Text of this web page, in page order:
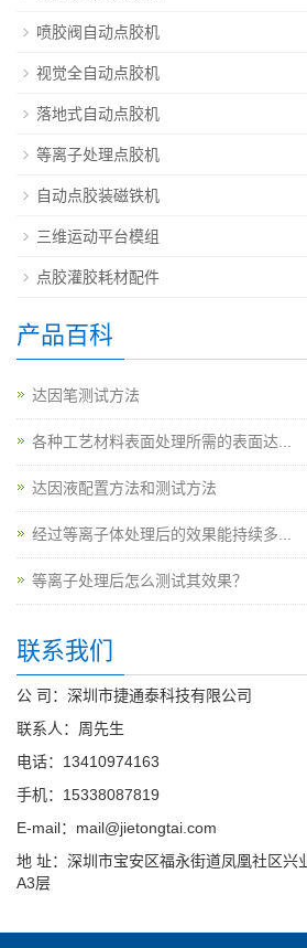
喷胶阀自动点胶机
视觉全自动点胶机
落地式自动点胶机
等离子处理点胶机
自动点胶装磁铁机
三维运动平台模组
点胶灌胶耗材配件
产品百科
达因笔测试方法
各种工艺材料表面处理所需的表面达...
达因液配置方法和测试方法
经过等离子体处理后的效果能持续多...
等离子处理后怎么测试其效果？
联系我们
公 司：深圳市捷通泰科技有限公司
联系人：周先生
电话：13410974163
手机：15338087819
E-mail：mail@jietongtai.com
地 址：深圳市宝安区福永街道凤凰社区兴
A3层